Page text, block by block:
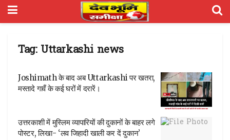
Tag: Uttarkashi news
Joshimath के बाद अब Uttarkashi पर खतरा,
मस्तादे गावँ के कई घरों में दरारें।
उत्तरकाशी में मुस्लिम व्‍यापारियों की दुकानों के बाहर लगे
पोस्‍टर, लिखा- ‘लव जिहादी खाली कर दें दुकान’